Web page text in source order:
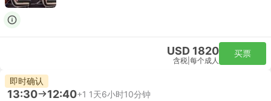
USD 1820
含税 每个成人
买票
即时确认
13:30 12:40+1 1天6小时10分钟